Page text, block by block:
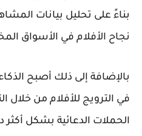
بناءً على تحليل بيانات
نجاح الأفلام في الأسواق
بالإضافة إلى ذلك أصبح
في الترويج للأفلام من خلال
الحملات الدعائية بشكل أكثر